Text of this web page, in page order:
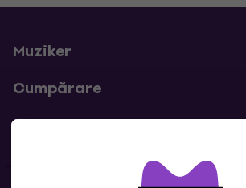
Muziker
Cumpărare
Linkuri utile